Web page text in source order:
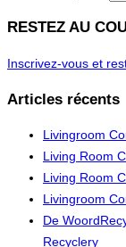
RESTEZ AU
Inscrivez-vous et
Articles récents
Livingroom
Living Room
Living Room
Livingroom
De
Recyclery